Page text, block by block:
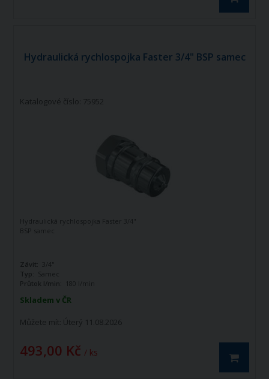
Hydraulická rychlospojka Faster 3/4" BSP samec
Katalogové číslo: 75952
Skladem v ČR
Můžete mít: Úterý 11.08.2026
493,00 Kč / ks
Hydraulická rychlospojka Faster 3/4"
BSP samec
Závit:
3/4"
Typ:
Samec
Průtok l/min:
180 l/min